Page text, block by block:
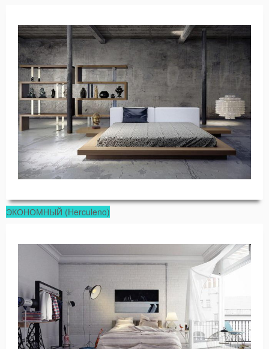
ЭКОНОМНЫЙ (Herculeno)